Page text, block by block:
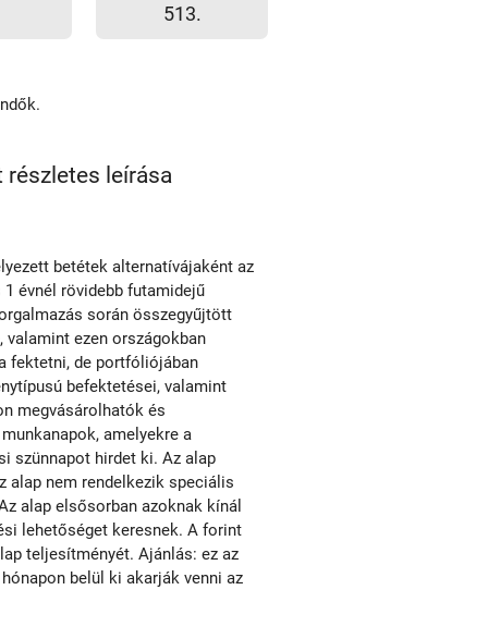
513.
részletes leírása
betétek alternatívájaként az
évnél rövidebb futamidejű
során összegyűjtött
ezen országokban
fektetni, de portfóliójában
befektetései, valamint
megvásárolhatók és
amelyekre a
szünnapot hirdet ki. Az alap
nem rendelkezik speciális
alap elsősorban azoknak kínál
lehetőséget keresnek. A forint
teljesítményét. Ajánlás: ez az
belül ki akarják venni az